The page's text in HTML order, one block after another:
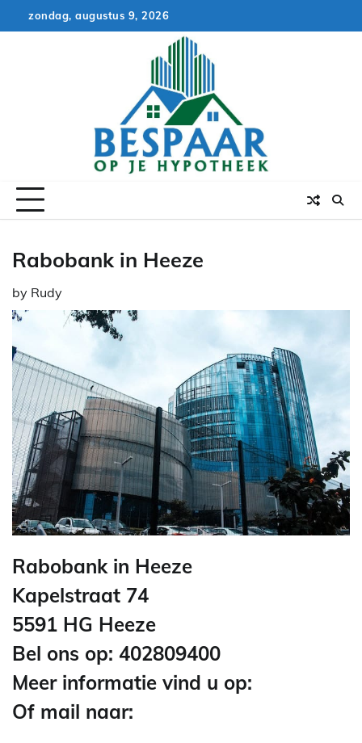
to
zondag, augustus 9, 2026
Rabobank in Heeze
by Rudy
Rabobank in Heeze
Kapelstraat 74
5591 HG Heeze
Bel ons op: 402809400
Meer informatie vind u op:
Of mail naar: